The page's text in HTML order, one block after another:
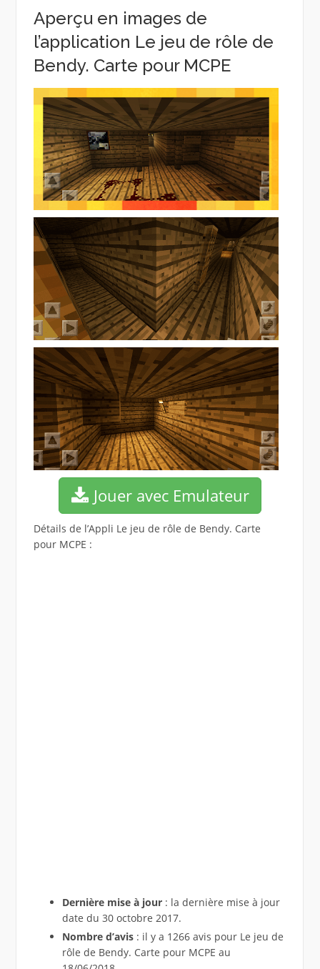
Aperçu en images de
l’application Le jeu de rôle de
Bendy. Carte pour MCPE
Jouer avec Emulateur
Détails de l’Appli Le jeu de rôle de Bendy. Carte
pour MCPE :
Dernière mise à jour: la dernière mise à jour
date du 30 octobre 2017.
Nombre d’avis: il y a 1266 avis pour Le jeu de
rôle de Bendy. Carte pour MCPE au